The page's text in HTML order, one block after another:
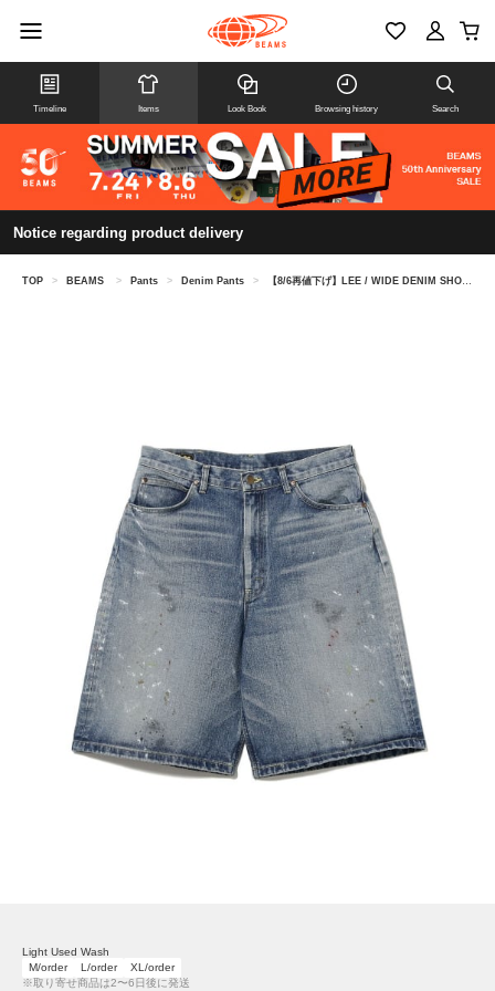
Timeline Items Look Book Browsing history Search
Notice regarding product delivery
TOP > BEAMS > Pants > Denim Pants > 【8/6再値下げ】LEE / WIDE DENIM SHORTS
Light Used Wash
M/order
L/order
XL/order
※取り寄せ商品は2〜6日後に発送